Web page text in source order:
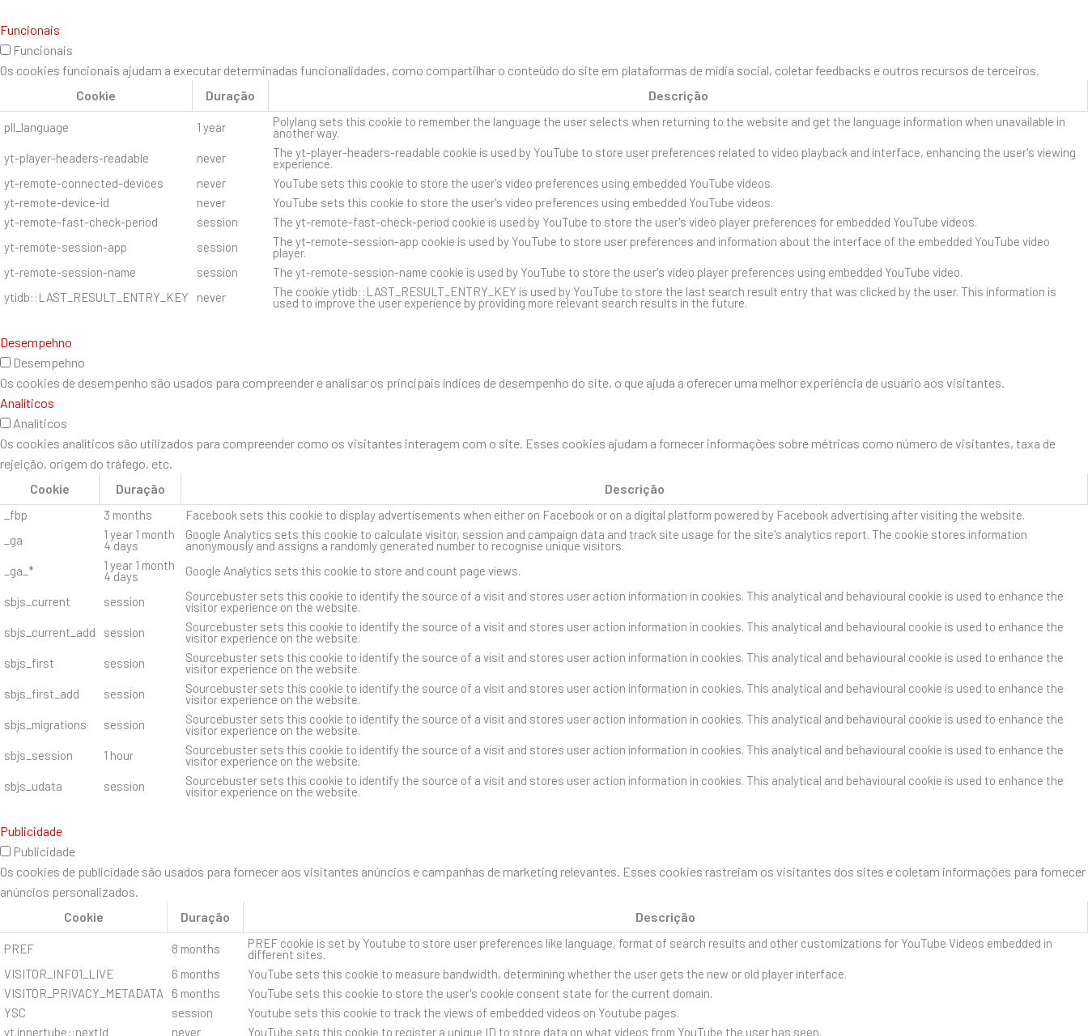
Funcionais
Funcionais
Os cookies funcionais ajudam a executar determinadas funcionalidades, como compartilhar o conteúdo do site em plataformas de mídia social, coletar feedbacks e outros recursos de terceiros.
Cookie
Duração Descrição
pll_language 1 year Polylang sets this cookie to remember the language the user selects when returning to the website and get the language information when unavailable in
another way.
yt-player-headers-readable
never The yt-player-headers-readable cookie is used by YouTube to store user preferences related to video playback and interface, enhancing the user's viewing
experience.
yt-remote-connected-devices
never
YouTube sets this cookie to store the user's video preferences using embedded YouTube videos.
yt-remote-device-id
never
YouTube sets this cookie to store the user's video preferences using embedded YouTube videos.
yt-remote-fast-check-period
session
The yt-remote-fast-check-period cookie is used by YouTube to store the user's video player preferences for embedded YouTube videos.
yt-remote-session-app
session The yt-remote-session-app cookie is used by YouTube to store user preferences and information about the interface of the embedded YouTube video
player.
yt-remote-session-name
session
The yt-remote-session-name cookie is used by YouTube to store the user's video player preferences using embedded YouTube video.
ytidb::LAST_RESULT_ENTRY_KEY
never The cookie ytidb::LAST_RESULT_ENTRY_KEY is used by YouTube to store the last search result entry that was clicked by the user. This information is
used to improve the user experience by providing more relevant search results in the future.
Desempehno
Desempehno
Os cookies de desempenho são usados ​​para compreender e analisar os principais índices de desempenho do site, o que ajuda a oferecer uma melhor experiência de usuário aos visitantes.
Analíticos
Analíticos
Os cookies analíticos são utilizados para compreender como os visitantes interagem com o site. Esses cookies ajudam a fornecer informações sobre métricas como número de visitantes, taxa de
rejeição, origem do tráfego, etc.
Cookie
Duração Descrição
_fbp 3 months
Facebook sets this cookie to display advertisements when either on Facebook or on a digital platform powered by Facebook advertising after visiting the website.
_ga
1 year 1 month
4 days
Google Analytics sets this cookie to calculate visitor, session and campaign data and track site usage for the site's analytics report. The cookie stores information
anonymously and assigns a randomly generated number to recognise unique visitors.
_ga_*
1 year 1 month
4 days Google Analytics sets this cookie to store and count page views.
sbjs_current session Sourcebuster sets this cookie to identify the source of a visit and stores user action information in cookies. This analytical and behavioural cookie is used to enhance the
visitor experience on the website.
sbjs_current_add
session Sourcebuster sets this cookie to identify the source of a visit and stores user action information in cookies. This analytical and behavioural cookie is used to enhance the
visitor experience on the website.
sbjs_first
session Sourcebuster sets this cookie to identify the source of a visit and stores user action information in cookies. This analytical and behavioural cookie is used to enhance the
visitor experience on the website.
sbjs_first_add
session Sourcebuster sets this cookie to identify the source of a visit and stores user action information in cookies. This analytical and behavioural cookie is used to enhance the
visitor experience on the website.
sbjs_migrations
session Sourcebuster sets this cookie to identify the source of a visit and stores user action information in cookies. This analytical and behavioural cookie is used to enhance the
visitor experience on the website.
sbjs_session
1 hour Sourcebuster sets this cookie to identify the source of a visit and stores user action information in cookies. This analytical and behavioural cookie is used to enhance the
visitor experience on the website.
sbjs_udata
session Sourcebuster sets this cookie to identify the source of a visit and stores user action information in cookies. This analytical and behavioural cookie is used to enhance the
visitor experience on the website.
Publicidade
Publicidade
Os cookies de publicidade são usados ​​para fornecer aos visitantes anúncios e campanhas de marketing relevantes. Esses cookies rastreiam os visitantes dos sites e coletam informações para fornecer
anúncios personalizados.
Cookie
Duração Descrição
PREF 8 months PREF cookie is set by Youtube to store user preferences like language, format of search results and other customizations for YouTube Videos embedded in
different sites.
VISITOR_INFO1_LIVE
6 months
YouTube sets this cookie to measure bandwidth, determining whether the user gets the new or old player interface.
VISITOR_PRIVACY_METADATA
6 months
YouTube sets this cookie to store the user's cookie consent state for the current domain.
YSC
session
Youtube sets this cookie to track the views of embedded videos on Youtube pages.
yt.innertube::nextId
never YouTube sets this cookie to register a unique ID to store data on what videos from YouTube the user has seen.